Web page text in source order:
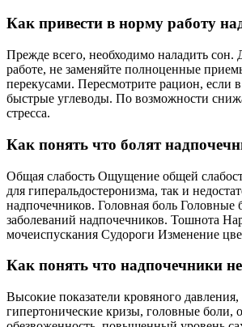
Как привести в норму работу
Прежде всего, необходимо наладить сон.
работе, не заменяйте полноценные
перекусами. Пересмотрите рацион, если
быстрые углеводы. По возможности
стресса.
Как понять что болят
Общая слабость Ощущение общей
для гиперальдостеронизма, так и
надпочечников. Головная боль
заболеваний надпочечников. Тошнота
мочеиспускания Судороги Изменение
Как понять что надпочечники
Высокие показатели кровяного давления,
гипертонические кризы, головные боли,